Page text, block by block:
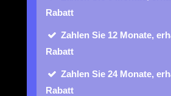
Rabatt
Zahlen Sie 12 Monate,
Rabatt
Zahlen Sie 24 Monate,
Rabatt